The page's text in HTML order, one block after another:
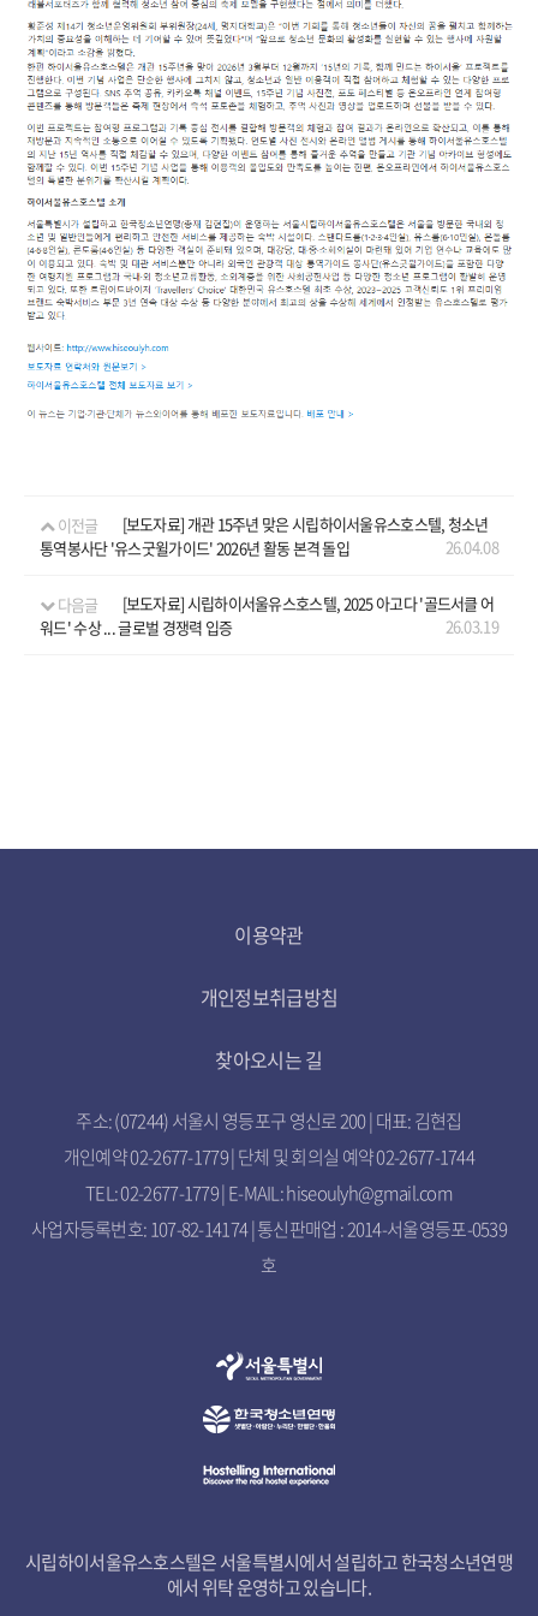
이전글
[보도자료] 개관 15주년 맞은 시립하이서울유스호스텔, 청소년
통역봉사단 '유스굿윌가이드' 2026년 활동 본격 돌입
26.04.08
다음글
[보도자료] 시립하이서울유스호스텔, 2025 아고다 '골드서클 어
워드' 수상 ... 글로벌 경쟁력 입증
26.03.19
이용약관
개인정보취급방침
찾아오시는 길
주소: (07244) 서울시 영등포구 영신로 200 | 대표: 김현집
개인예약 02-2677-1779 | 단체 및 회의실 예약 02-2677-1744
TEL: 02-2677-1779 | E-MAIL: hiseoulyh@gmail.com
사업자등록번호: 107-82-14174 | 통신판매업 : 2014-서울영등포-0539
호
시립하이서울유스호스텔은 서울특별시에서 설립하고 한국청소년연맹
에서 위탁 운영하고 있습니다.